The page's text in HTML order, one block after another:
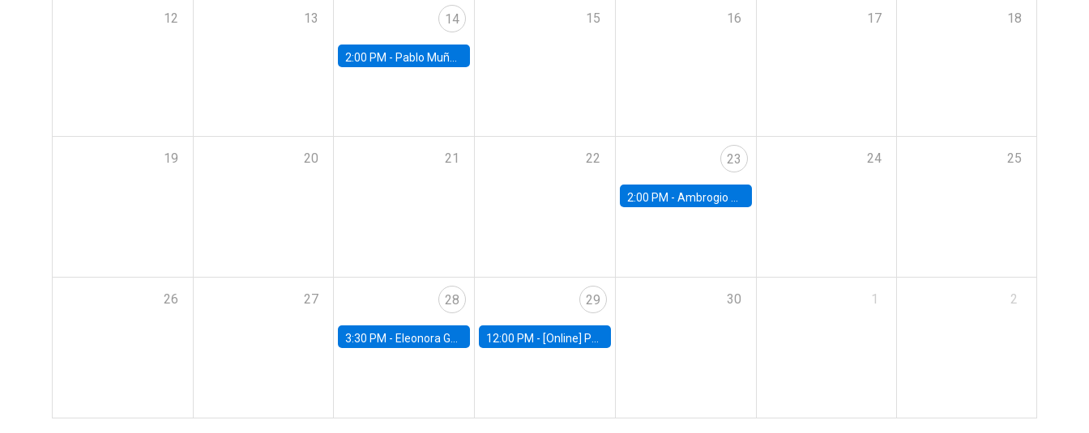
12 13 14
2:00 PM - Pablo Muñoz, Universidad de Chile
15 16 17 18
19 20 21 22 23
2:00 PM - Ambrogio Cesa-Bianchi, Bank of England
24 25
26 27 28
3:30 PM - Eleonora Guarnieri, Exeter University
29
12:00 PM - [Online] Pablo Slutzky, University of Maryland
30 1 2